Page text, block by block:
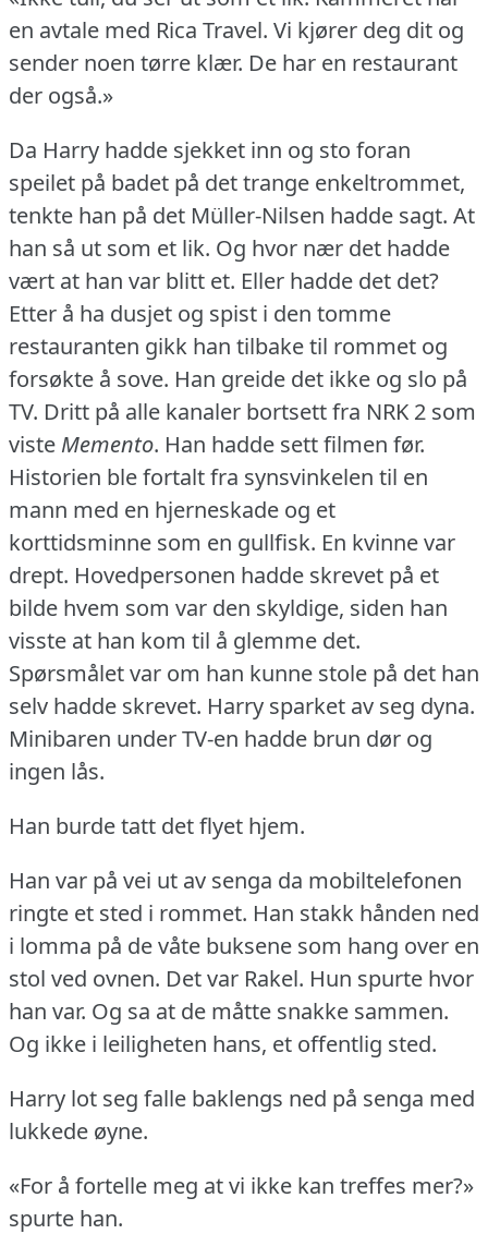
en avtale med Rica Travel. Vi kjører deg dit og
sender noen tørre klær. De har en restaurant
der også.»
Da Harry hadde sjekket inn og sto foran
speilet på badet på det trange enkeltrommet,
tenkte han på det Müller-Nilsen hadde sagt. At
han så ut som et lik. Og hvor nær det hadde
vært at han var blitt et. Eller hadde det det?
Etter å ha dusjet og spist i den tomme
restauranten gikk han tilbake til rommet og
forsøkte å sove. Han greide det ikke og slo på
TV. Dritt på alle kanaler bortsett fra NRK 2 som
viste Memento. Han hadde sett filmen før.
Historien ble fortalt fra synsvinkelen til en
mann med en hjerneskade og et
korttidsminne som en gullfisk. En kvinne var
drept. Hovedpersonen hadde skrevet på et
bilde hvem som var den skyldige, siden han
visste at han kom til å glemme det.
Spørsmålet var om han kunne stole på det han
selv hadde skrevet. Harry sparket av seg dyna.
Minibaren under TV-en hadde brun dør og
ingen lås.
Han burde tatt det flyet hjem.
Han var på vei ut av senga da mobiltelefonen
ringte et sted i rommet. Han stakk hånden ned
i lomma på de våte buksene som hang over en
stol ved ovnen. Det var Rakel. Hun spurte hvor
han var. Og sa at de måtte snakke sammen.
Og ikke i leiligheten hans, et offentlig sted.
Harry lot seg falle baklengs ned på senga med
lukkede øyne.
«For å fortelle meg at vi ikke kan treffes mer?»
spurte han.